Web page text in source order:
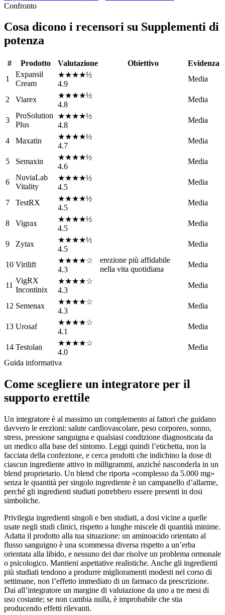
Confronto
Cosa dicono i recensori su Supplementi di
potenza
# Prodotto Valutazione Obiettivo
Evidenza
1
Expansil
Cream
★★★★½
4.9
Media
2 Viarex
★★★★½
4.8
Media
3
ProSolution
Plus
★★★★½
4.8
Media
4 Maxatin
★★★★½
4.7
Media
5 Semaxin
★★★★½
4.6
Media
6
NuviaLab
Vitality
★★★★½
4.5
Media
7 TestRX
★★★★½
4.5
Media
8 Vigrax
★★★★½
4.5
Media
9 Zytax
★★★★½
4.5
Media
10 Virilift
★★★★☆
4.3
erezione più affidabile
nella vita quotidiana
Media
11
VigRX
Incontinix
★★★★☆
4.3
Media
12 Semenax
★★★★☆
4.3
Media
13 Urosaf
★★★★☆
4.1
Media
14 Testolan
★★★★☆
4.0
Media
Guida informativa
Come scegliere un integratore per il
supporto erettile
Un integratore è al massimo un complemento ai fattori che guidano
davvero le erezioni: salute cardiovascolare, peso corporeo, sonno,
stress, pressione sanguigna e qualsiasi condizione diagnosticata da
un medico alla base del sintomo. Leggi quindi l’etichetta, non la
facciata della confezione, e cerca prodotti che indichino la dose di
ciascun ingrediente attivo in milligrammi, anziché nasconderla in un
blend proprietario. Un blend che riporta «complesso da 5.000 mg»
senza le quantità per singolo ingrediente è un campanello d’allarme,
perché gli ingredienti studiati potrebbero essere presenti in dosi
simboliche.
Privilegia ingredienti singoli e ben studiati, a dosi vicine a quelle
usate negli studi clinici, rispetto a lunghe miscele di quantità minime.
Adatta il prodotto alla tua situazione: un aminoacido orientato al
flusso sanguigno è una scommessa diversa rispetto a un’erba
orientata alla libido, e nessuno dei due risolve un problema ormonale
o psicologico. Mantieni aspettative realistiche. Anche gli ingredienti
più studiati tendono a produrre miglioramenti modesti nel corso di
settimane, non l’effetto immediato di un farmaco da prescrizione.
Dai all’integratore un margine di valutazione da uno a tre mesi di
uso costante; se non cambia nulla, è improbabile che stia
producendo effetti rilevanti.